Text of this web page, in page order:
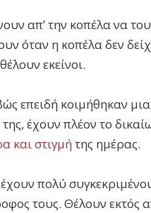
απ’ την κοπέλα να
όταν η κοπέλα δεν
εκείνοι.
επειδή κοιμήθηκαν
της, έχουν πλέον το
και στιγμή της ημέρας.
πολύ
τους. Θέλουν